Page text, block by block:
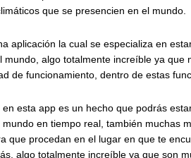
que se presencien en el mundo.
aplicación la cual se especializa en
mundo, algo totalmente increíble ya que
de funcionamiento, dentro de estas
esta app es un hecho que podrás
en tiempo real, también muchas
que procedan en el lugar en que te
algo totalmente increíble ya que son